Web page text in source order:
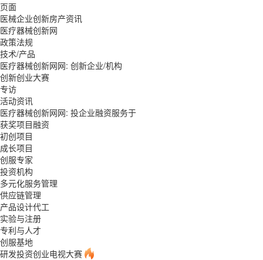
页面
医械企业创新房产资讯
医疗器械创新网
政策法规
技术/产品
医疗器械创新网网: 创新企业/机构
创新创业大赛
专访
活动资讯
医疗器械创新网网: 投企业融资服务于
获奖项目融资
初创项目
成长项目
创服专家
投资机构
多元化服务管理
供应链管理
产品设计代工
实验与注册
专利与人才
创服基地
研发投资创业电视大赛